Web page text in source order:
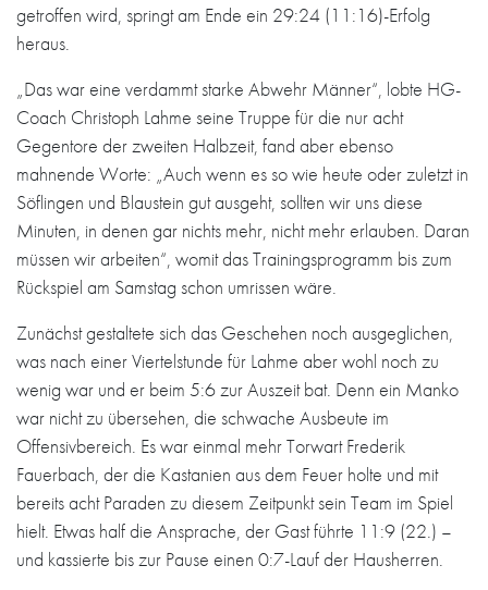
getroffen wird, springt am Ende ein 29:24 (11:16)-Erfolg
heraus.
„Das war eine verdammt starke Abwehr Männer“, lobte HG-
Coach Christoph Lahme seine Truppe für die nur acht
Gegentore der zweiten Halbzeit, fand aber ebenso
mahnende Worte: „Auch wenn es so wie heute oder zuletzt in
Söflingen und Blaustein gut ausgeht, sollten wir uns diese
Minuten, in denen gar nichts mehr, nicht mehr erlauben. Daran
müssen wir arbeiten“, womit das Trainingsprogramm bis zum
Rückspiel am Samstag schon umrissen wäre.
Zunächst gestaltete sich das Geschehen noch ausgeglichen,
was nach einer Viertelstunde für Lahme aber wohl noch zu
wenig war und er beim 5:6 zur Auszeit bat. Denn ein Manko
war nicht zu übersehen, die schwache Ausbeute im
Offensivbereich. Es war einmal mehr Torwart Frederik
Fauerbach, der die Kastanien aus dem Feuer holte und mit
bereits acht Paraden zu diesem Zeitpunkt sein Team im Spiel
hielt. Etwas half die Ansprache, der Gast führte 11:9 (22.) –
und kassierte bis zur Pause einen 0:7-Lauf der Hausherren.